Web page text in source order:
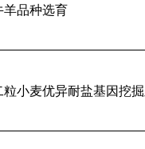
品种选育
小麦优异耐盐基因挖